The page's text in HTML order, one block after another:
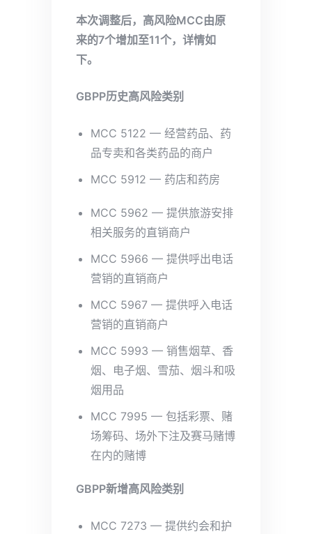
本次调整后，高风险MCC由原
来的7个增加至11个，详情如
下。
GBPP历史高风险类别
MCC 5122 — 经营药品、药
品专卖和各类药品的商户
MCC 5912 — 药店和药房
MCC 5962 — 提供旅游安排
相关服务的直销商户
MCC 5966 — 提供呼出电话
营销的直销商户
MCC 5967 — 提供呼入电话
营销的直销商户
MCC 5993 — 销售烟草、香
烟、电子烟、雪茄、烟斗和吸
烟用品
MCC 7995 — 包括彩票、赌
场筹码、场外下注及赛马赌博
在内的赌博
GBPP新增高风险类别
MCC 7273 — 提供约会和护